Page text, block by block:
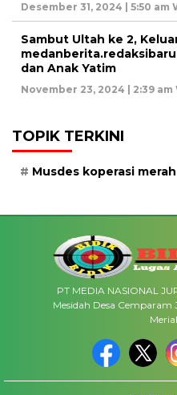
Desember 31, 2024 | 5:50 am
Sambut Ultah ke 2,
dan Anak Yatim
November 23, 2024 | 2:39 am
TOPIK TERKINI
Musdes koperasi
PT MEDIA NASIONAL
Mesidah Desa Cemparam